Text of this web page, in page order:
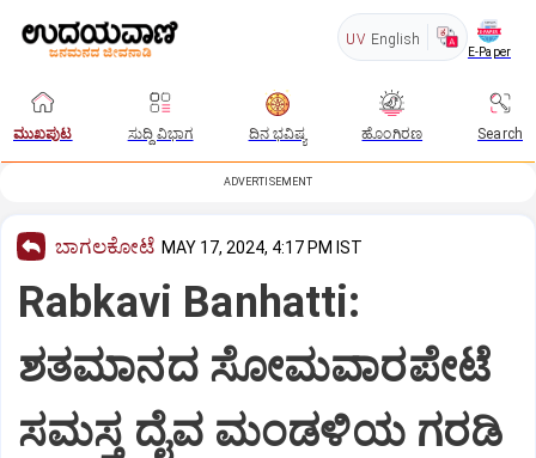
UV English
E-Paper
ಮುಖಪುಟ ಸುದ್ದಿ ವಿಭಾಗ ದಿನ ಭವಿಷ್ಯ ಹೊಂಗಿರಣ Search
ADVERTISEMENT
ಬಾಗಲಕೋಟೆ MAY 17, 2024, 4:17 PM IST
Rabkavi Banhatti:
ಶತಮಾನದ ಸೋಮವಾರಪೇಟೆ
ಸಮಸ್ತ ದೈವ ಮಂಡಳಿಯ ಗರಡಿ